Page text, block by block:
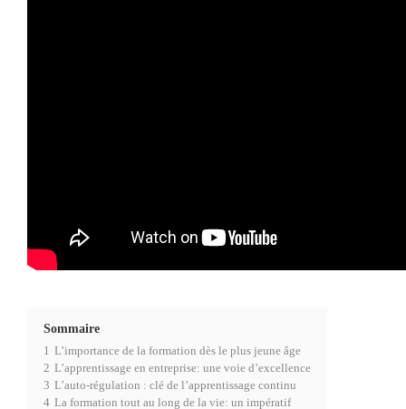
Sommaire
1 L’importance de la formation dès le plus jeune âge
2 L’apprentissage en entreprise: une voie d’excellence
3 L’auto-régulation : clé de l’apprentissage continu
4 La formation tout au long de la vie: un impératif